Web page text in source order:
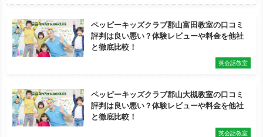
ペッピーキッズクラブ郡山富田教室の口コミ
評判は良い悪い？体験レビューや料金を他社
と徹底比較！
英会話教室
ペッピーキッズクラブ郡山大槻教室の口コミ
評判は良い悪い？体験レビューや料金を他社
と徹底比較！
英会話教室